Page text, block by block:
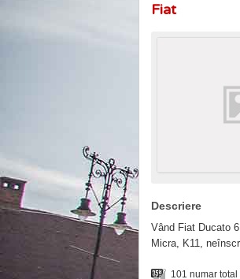
Fiat
Descriere
Vând Fiat Ducato
Micra, K11,
101 numar